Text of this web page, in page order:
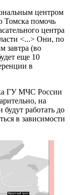
центром
Томска помочь
центра
<...> Они, по
завтра (во
еще 10
в
ГУ МЧС России
на
работать до
в зависимости